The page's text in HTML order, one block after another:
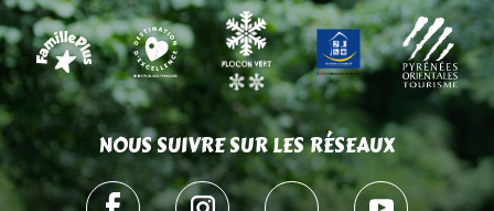
NOUS SUIVRE SUR LES RÉSEAUX